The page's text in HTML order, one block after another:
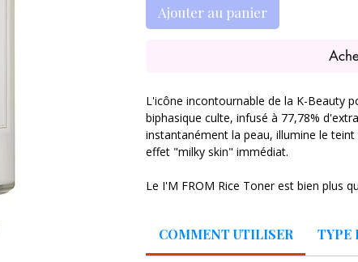
Ajouter au panier
L'icône incontournable de la K-Beauty
biphasique culte, infusé à 77,78%
instantanément la peau, illumine le
effet "milky skin" immédiat.
Le I'M FROM Rice Toner est bien plus
reconnue pour la pureté de ses terres
regorge d'acides aminés, de vitamines
COMMENT UTILISER TYPE